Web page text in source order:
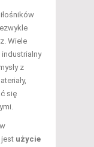
Wiele
industrialny
z
się
jest użycie